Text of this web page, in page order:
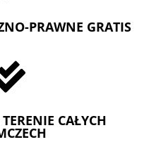
PRAWNE GRATIS
CAŁYCH